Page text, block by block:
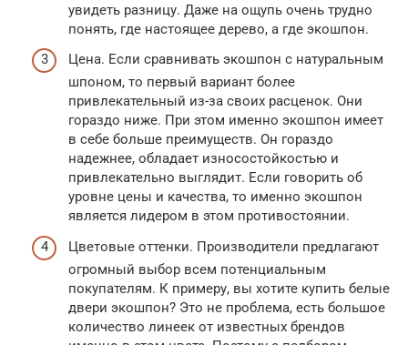
увидеть разницу. Даже на ощупь очень трудно
понять, где настоящее дерево, а где экошпон.
Цена. Если сравнивать экошпон с натуральным
шпоном, то первый вариант более
привлекательный из-за своих расценок. Они
гораздо ниже. При этом именно экошпон имеет
в себе больше преимуществ. Он гораздо
надежнее, обладает износостойкостью и
привлекательно выглядит. Если говорить об
уровне цены и качества, то именно экошпон
является лидером в этом противостоянии.
Цветовые оттенки. Производители предлагают
огромный выбор всем потенциальным
покупателям. К примеру, вы хотите купить белые
двери экошпон? Это не проблема, есть большое
количество линеек от известных брендов